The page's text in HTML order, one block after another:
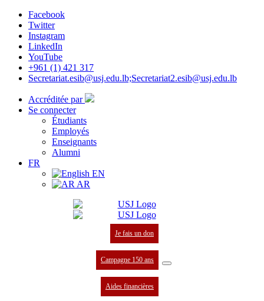
Facebook
Twitter
Instagram
LinkedIn
YouTube
+961 (1) 421 317
Secretariat.esib@usj.edu.lb;Secretariat2.esib@usj.edu.lb
Accréditée par
Se connecter
Étudiants
Employés
Enseignants
Alumni
FR
EN
AR
Je fais un don
Campagne 150 ans
Aides financières